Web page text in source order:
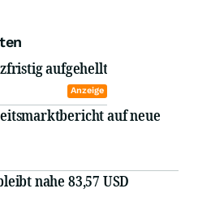
aufgehellt
Anzeige
auf neue
nahe 83,57 USD